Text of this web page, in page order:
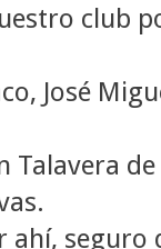
club
José
Talavera de
ahí, seguro